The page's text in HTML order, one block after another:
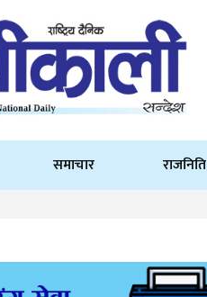
समाचार राजनिति